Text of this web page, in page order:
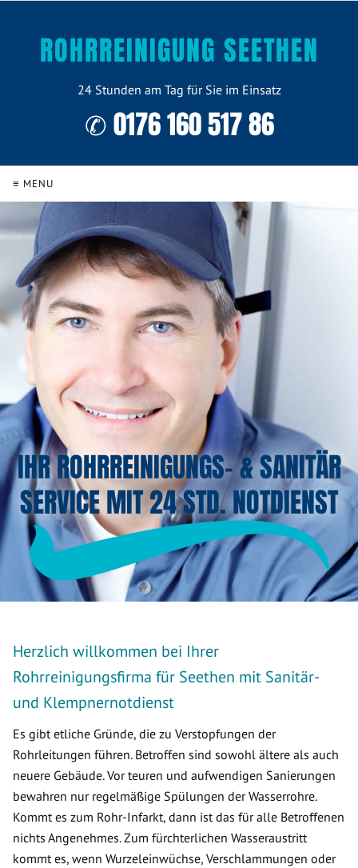
ROHRREINIGUNG SEETHEN
24 Stunden am Tag für Sie im Einsatz
✆ 0176 160 517 86
≡ MENU
IHR ROHRREINIGUNGS- & SANITÄR
SERVICE MIT 24 STD. NOTDIENST
Herzlich willkommen bei Ihrer
Rohrreinigungsfirma für Seethen mit Sanitär-
und Klempnernotdienst
Es gibt etliche Gründe, die zu Verstopfungen der
Rohrleitungen führen. Betroffen sind sowohl ältere als auch
neuere Gebäude. Vor teuren und aufwendigen Sanierungen
bewahren nur regelmäßige Spülungen der Wasserrohre.
Kommt es zum Rohr-Infarkt, dann ist das für alle Betroffenen
nichts Angenehmes. Zum fürchterlichen Wasseraustritt
kommt es, wenn Wurzeleinwüchse, Verschlammungen oder